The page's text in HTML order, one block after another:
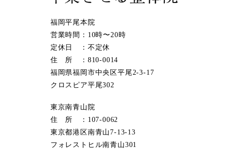
福岡平尾本院
営業時間：10時〜20時
定休日 ：不定休
住 所 ：810-0014
福岡県福岡市中央区平尾2-3-17
クロスピア平尾302
東京南青山院
住 所 ：107-0062
東京都港区南青山7-13-13
フォレストヒル南青山301